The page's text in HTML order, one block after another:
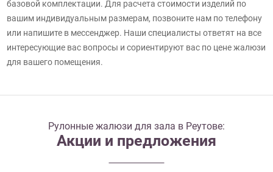
базовой комплектации. Для расчета стоимости изделий по
вашим индивидуальным размерам, позвоните нам по телефону
или напишите в мессенджер. Наши специалисты ответят на все
интересующие вас вопросы и сориентируют вас по цене жалюзи
для вашего помещения.
Рулонные жалюзи для зала в Реутове:
Акции и предложения